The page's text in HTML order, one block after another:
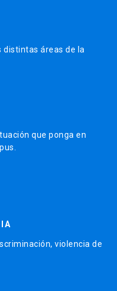
distintas áreas de la
que ponga en
violencia de